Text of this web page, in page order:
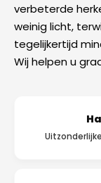
verbeterde
weinig licht,
tegelijkertijd
Wij helpen u